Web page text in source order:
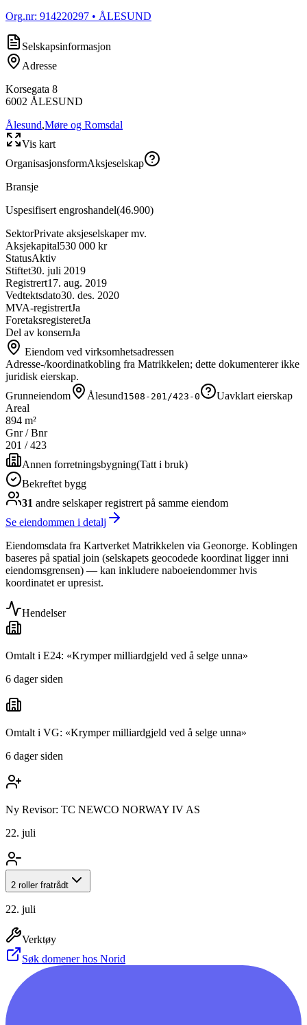
Org.nr: 914220297 • ÅLESUND
Selskapsinformasjon
Adresse
Korsegata 8
6002 ÅLESUND
Ålesund,Møre og Romsdal
Vis kart
OrganisasjonsformAksjeselskap
Bransje
Uspesifisert engroshandel(46.900)
SektorPrivate aksjeselskaper mv.
Aksjekapital530 000 kr
StatusAktiv
Stiftet30. juli 2019
Registrert17. aug. 2019
Vedtektsdato30. des. 2020
MVA-registrertJa
ForetaksregisteretJa
Del av konsernJa
Eiendom ved virksomhetsadressen
Adresse-/koordinatkobling fra Matrikkelen; dette dokumenterer ikke
juridisk eierskap.
Grunneiendom
Ålesund1508-201/423-0
Uavklart eierskap
Areal
894 m²
Gnr / Bnr
201 /423
Annen forretningsbygning(Tatt i bruk)
Bekreftet bygg
31 andre selskaperregistrert på samme eiendom
Se eiendommen i detalj
Eiendomsdata fra Kartverket Matrikkelen via Geonorge. Koblingen
baseres på spatial join (selskapets geocodede koordinat ligger inni
eiendomsgrensen) — kan inkludere naboeiendommer hvis
koordinatet er upresist.
Hendelser
Omtalt i E24: «Krymper milliardgjeld ved å selge unna»
6 dager siden
Omtalt i VG: «Krymper milliardgjeld ved å selge unna»
6 dager siden
Ny Revisor: TC NEWCO NORWAY IV AS
22. juli
2 roller fratrådt
22. juli
Verktøy
Søk domener hos Norid